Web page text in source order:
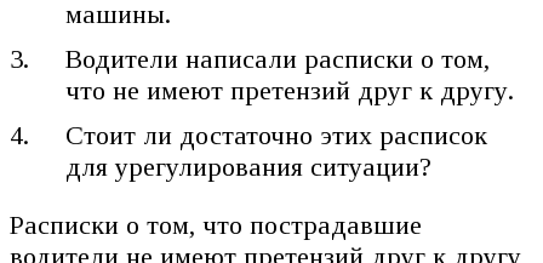
машины.
Водители написали расписки о том,
что не имеют претензий друг к другу.
Стоит ли достаточно этих расписок
для урегулирования ситуации?
Расписки о том, что пострадавшие
водители не имеют претензий друг к другу